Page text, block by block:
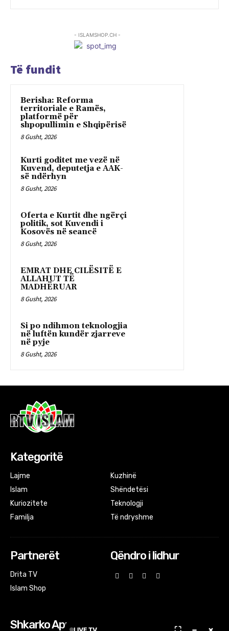
- ISLAMSHOP.CH -
Të fundit
Berisha: Reforma
territoriale e Ramës,
platformë për
shpopullimin e Shqipërisë
8 Gusht, 2026
Kurti goditet me vezë në
Kuvend, deputetja e AAK-
së ndërhyn
8 Gusht, 2026
Oferta e Kurtit dhe ngërçi
politik, sot Kuvendi i
Kosovës në seancë
8 Gusht, 2026
EMRAT DHE CILËSITË E
ALLAHUT TË
MADHËRUAR
8 Gusht, 2026
Si po ndihmon teknologjia
në luftën kundër zjarreve
në pyje
8 Gusht, 2026
Kategoritë
Lajme
Islam
Kuriozitete
Familja
Kuzhinë
Shëndetësi
Teknologji
Të ndryshme
Partnerët
Drita TV
Islam Shop
Qëndro i lidhur
Shkarko AppsLIVE TV